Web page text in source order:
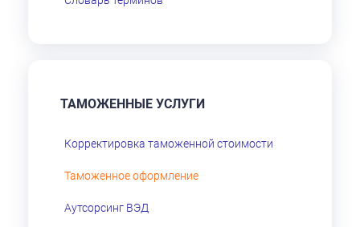
ТАМОЖЕННЫЕ УСЛУГИ
Корректировка таможенной стоимости
Таможенное оформление
Аутсорсинг ВЭД